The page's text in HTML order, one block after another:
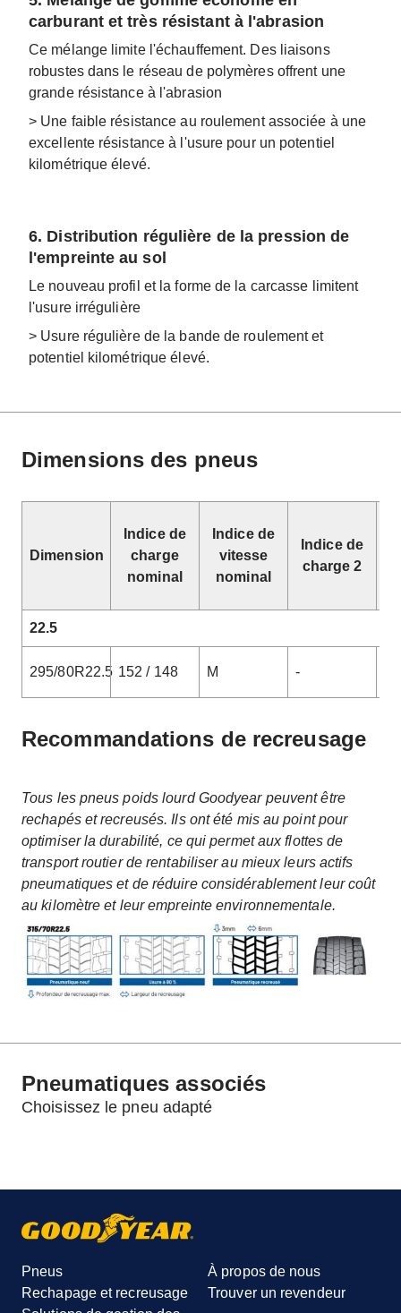
carburant et très résistant à l'abrasion
Ce mélange limite l'échauffement. Des liaisons
robustes dans le réseau de polymères offrent une
grande résistance à l'abrasion
> Une faible résistance au roulement associée à une
excellente résistance à l'usure pour un potentiel
kilométrique élevé.
6. Distribution régulière de la pression de
l'empreinte au sol
Le nouveau profil et la forme de la carcasse limitent
l'usure irrégulière
> Usure régulière de la bande de roulement et
potentiel kilométrique élevé.
Dimensions des pneus
Dimension
Indice de
charge
nominal
Indice de
vitesse
nominal
Indice de
charge 2
22.5
295/80R22.5 152 / 148 M -
Recommandations de recreusage
Tous les pneus poids lourd Goodyear peuvent être
rechapés et recreusés. Ils ont été mis au point pour
optimiser la durabilité, ce qui permet aux flottes de
transport routier de rentabiliser au mieux leurs actifs
pneumatiques et de réduire considérablement leur coût
au kilomètre et leur empreinte environnementale.
Pneumatiques associés
Choisissez le pneu adapté
Pneus
Rechapage et recreusage
À propos de nous
Trouver un revendeur